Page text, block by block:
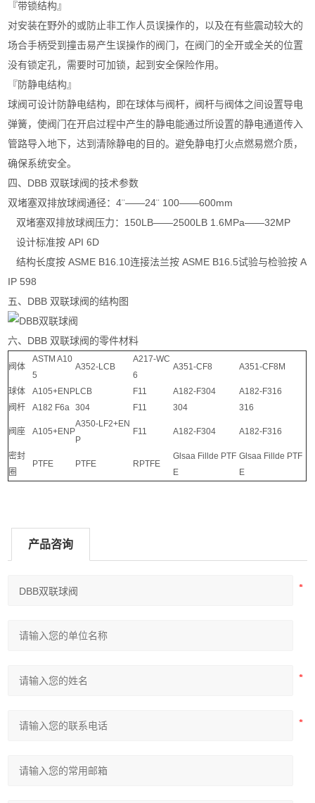
『带锁结构』
对安装在野外的或防止非工作人员误操作的，以及在有些震动较大的
场合手柄受到撞击易产生误操作的阀门，在阀门的全开或全关的位置
没有锁定孔，需要时可加锁，起到安全保险作用。
『防静电结构』
球阀可设计防静电结构，即在球体与阀杆，阀杆与阀体之间设置导电
弹簧，使阀门在开启过程中产生的静电能通过所设置的静电通道传入
管路导入地下，达到清除静电的目的。避免静电打火点燃易燃介质，
确保系统安全。
四、DBB 双联球阀的技术参数
双堵塞双排放球阀通径：4¨——24¨ 100——600mm
双堵塞双排放球阀压力：150LB——2500LB 1.6MPa——32MP
设计标准按 API 6D
结构长度按 ASME B16.10连接法兰按 ASME B16.5试验与检验按 A
IP 598
五、DBB 双联球阀的结构图
六、DBB 双联球阀的零件材料
阀体
ASTM A10
5
A352-LCB
A217-WC
6
A351-CF8 A351-CF8M
球体 A105+ENPLCB F11 A182-F304
A182-F316
阀杆
A182 F6a 304 F11 304 316
阀座 A105+ENP
A350-LF2+EN
P
F11 A182-F304 A182-F316
密封
圈
PTFE PTFE RPTFE
Glsaa Fillde PTF
E
Glsaa Fillde PTF
E
产品咨询